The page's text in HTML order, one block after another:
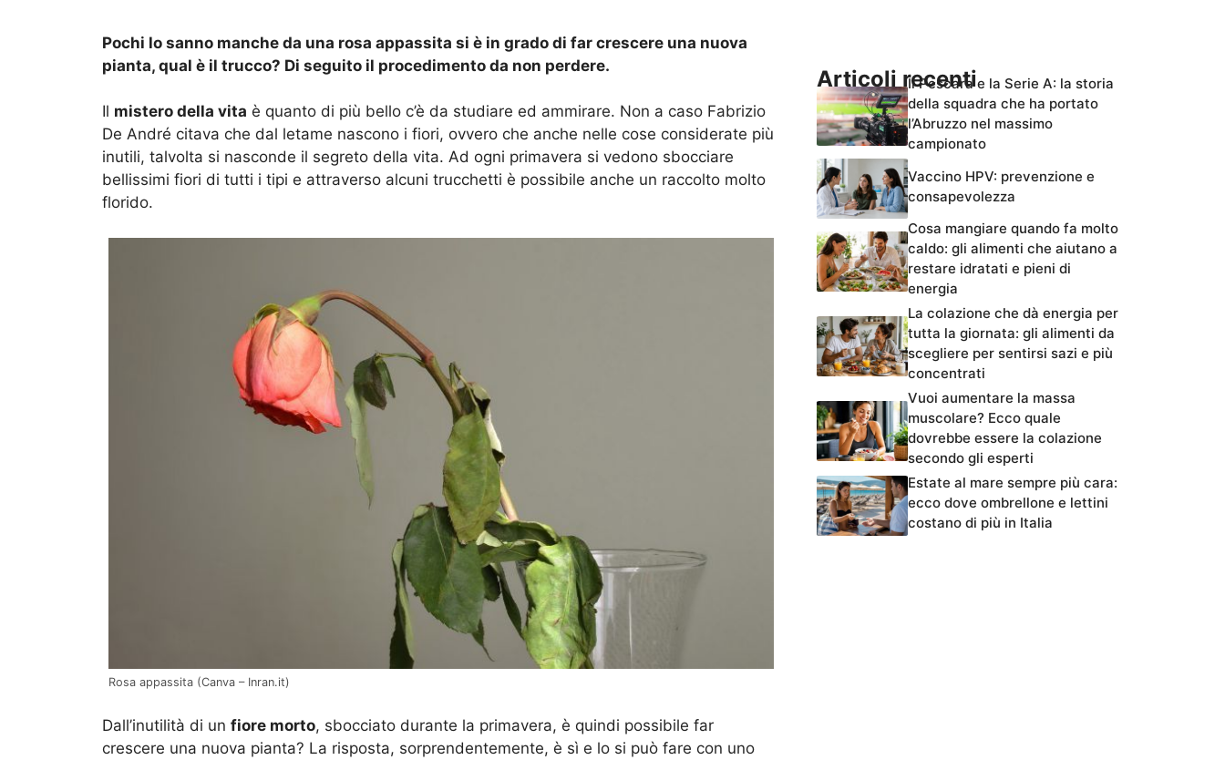
Pochi lo sanno manche da una rosa appassita si è in grado di far crescere una nuova
pianta, qual è il trucco? Di seguito il procedimento da non perdere.
Il mistero della vita è quanto di più bello c’è da studiare ed ammirare. Non a caso Fabrizio
De André citava che dal letame nascono i fiori, ovvero che anche nelle cose considerate più
inutili, talvolta si nasconde il segreto della vita. Ad ogni primavera si vedono sbocciare
bellissimi fiori di tutti i tipi e attraverso alcuni trucchetti è possibile anche un raccolto molto
florido.
Rosa appassita (Canva – Inran.it)
Dall’inutilità di un fiore morto, sbocciato durante la primavera, è quindi possibile far
crescere una nuova pianta? La risposta, sorprendentemente, è sì e lo si può fare con uno
Articoli recentiIl Pescara e la Serie A: la storia
della squadra che ha portato
l’Abruzzo nel massimo
campionato
Vaccino HPV: prevenzione e
consapevolezza
Cosa mangiare quando fa molto
caldo: gli alimenti che aiutano a
restare idratati e pieni di
energia
La colazione che dà energia per
tutta la giornata: gli alimenti da
scegliere per sentirsi sazi e più
concentrati
Vuoi aumentare la massa
muscolare? Ecco quale
dovrebbe essere la colazione
secondo gli esperti
Estate al mare sempre più cara:
ecco dove ombrellone e lettini
costano di più in Italia